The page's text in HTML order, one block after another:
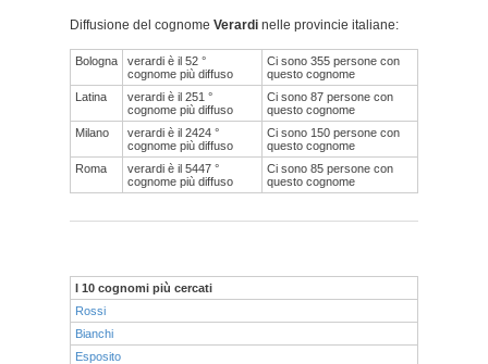
Diffusione del cognome Verardi nelle provincie italiane:
Bologna
verardi è il 52 °
cognome più diffuso
Ci sono 355 persone con
questo cognome
Latina
verardi è il 251 °
cognome più diffuso
Ci sono 87 persone con
questo cognome
Milano
verardi è il 2424 °
cognome più diffuso
Ci sono 150 persone con
questo cognome
Roma
verardi è il 5447 °
cognome più diffuso
Ci sono 85 persone con
questo cognome
I 10 cognomi più cercati
Rossi
Bianchi
Esposito